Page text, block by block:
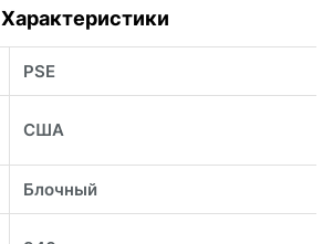
Характеристики
PSE
США
Блочный